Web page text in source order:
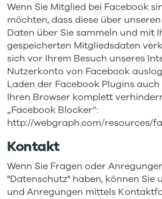
Wenn Sie Mitglied bei Facebook
möchten, dass diese über
Daten über Sie sammeln und mit
gespeicherten Mitgliedsdaten
sich vor Ihrem Besuch unseres
Nutzerkonto von Facebook
Laden der Facebook Plugins
Ihren Browser komplett
„Facebook Blocker“:
http://webgraph.com/resources/
Kontakt
Wenn Sie Fragen oder
"Datenschutz" haben, können Sie
und Anregungen mittels